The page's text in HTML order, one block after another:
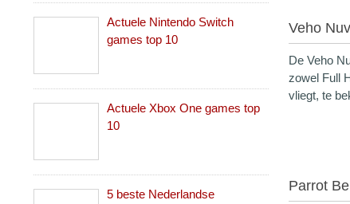
Veho
De Veho
zowel Full
vliegt, te
Parrot
Actuele Nintendo Switch
games top 10
Actuele Xbox One games top
10
5 beste Nederlandse